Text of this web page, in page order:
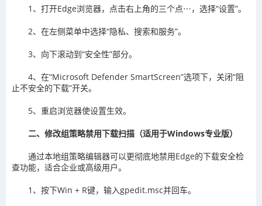
1、打开Edge浏览器，点击右上角的三个点⋯，选择“设置”。
2、在左侧菜单中选择“隐私、搜索和服务”。
3、向下滚动到“安全性”部分。
4、在“Microsoft Defender SmartScreen”选项下，关闭“阻
止不安全的下载”开关。
5、重启浏览器使设置生效。
二、修改组策略禁用下载扫描（适用于Windows专业版）
通过本地组策略编辑器可以更彻底地禁用Edge的下载安全检
查功能，适合企业或高级用户。
1、按下Win + R键，输入gpedit.msc并回车。